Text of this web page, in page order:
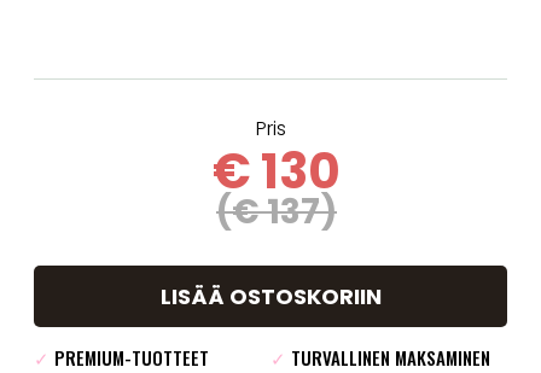
Pris
€ 130
(€ 137)
LISÄÄ OSTOSKORIIN
✓ PREMIUM-TUOTTEET ✓ TURVALLINEN MAKSAMINEN